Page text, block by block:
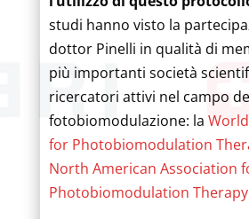
studi hanno visto la
dottor Pinelli in qualità di
più importanti società
ricercatori attivi nel campo
fotobiomodulazione: la
for Photobiomodulation
North American Association
Photobiomodulation Therapy